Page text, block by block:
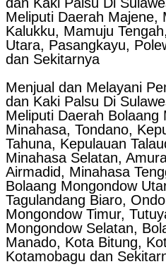
Meliputi Daerah Majene,
Kalukku, Mamuju
Utara, Pasangkayu,
dan Sekitarnya
Menjual dan Melayani
dan Kaki Palsu Di
Meliputi Daerah Bolaang
Minahasa, Tondano,
Tahuna, Kepulauan
Minahasa Selatan,
Airmadid, Minahasa
Bolaang Mongondow
Tagulandang Biaro,
Mongondow Timur,
Mongondow Selatan,
Manado, Kota Bitung,
Kotamobagu dan